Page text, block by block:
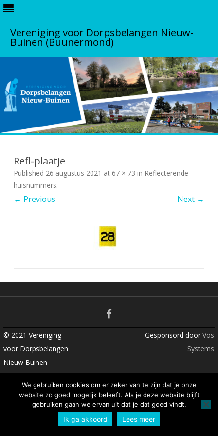
Vereniging voor Dorpsbelangen Nieuw-
Buinen (Buunermond)
t
o
n
t
Refl-plaatje
Published 26 augustus 2021 at 67 × 73 in Reflecterende
huisnummers.
← Previous Next →
© 2021 Vereniging
voor Dorpsbelangen
Nieuw Buinen
Gesponsord doorVos
Systems
We gebruiken cookies om er zeker van te zijn dat je onze
website zo goed mogelijk beleeft. Als je deze website blijft
gebruiken gaan we ervan uit dat je dat goed vindt.
Ik ga akkoord Lees meer